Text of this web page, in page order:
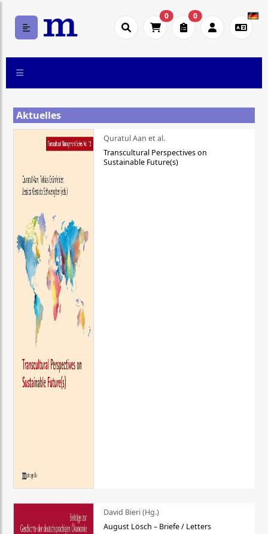
0 0
Aktuelles
Quratul Aan et al.
Transcultural Perspectives on
Sustainable Future(s)
David Bieri (Hg.)
August Lösch – Briefe / Letters